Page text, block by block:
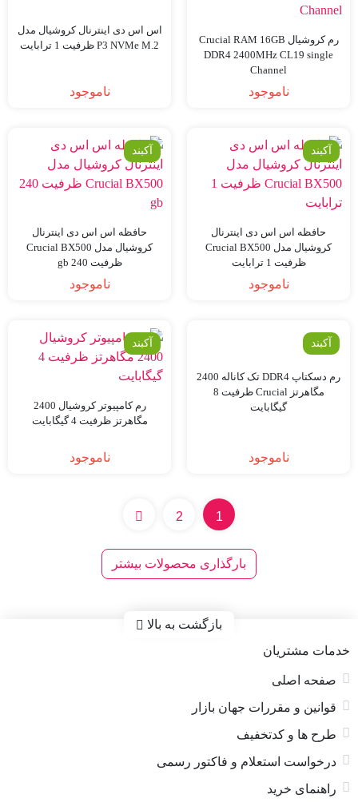
رم کروشیال Crucial RAM 16GB
DDR4 2400MHz CL19 single
Channel
ناموجود
اس اس دی اینترنال کروشیال مدل
P3 NVMe M.2 ظرفیت 1 ترابایت
ناموجود
آکبند
حافظه اس اس دی اینترنال
کروشیال مدل Crucial BX500
ظرفیت 1 ترابایت
ناموجود
آکبند
حافظه اس اس دی اینترنال
کروشیال مدل Crucial BX500
ظرفیت 240 gb
ناموجود
آکبند
رم دسکتاپ DDR4 تک کاناله 2400
مگاهرتز Crucial ظرفیت 8
گیگابایت
ناموجود
آکبند
رم کامپیوتر کروشیال 2400
مگاهرتز ظرفیت 4 گیگابایت
ناموجود
1
2
بارگذاری محصولات بیشتر
بازگشت به بالا
خدمات مشتریان
صفحه اصلی
قوانین و مقررات جهان بازار
طرح ها و کدتخفیف
درخواست استعلام و فاکتور رسمی
راهنمای خرید